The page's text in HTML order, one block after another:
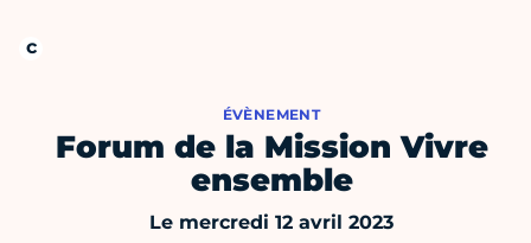
ÉVÈNEMENT
Forum de la Mission Vivre
ensemble
Le mercredi 12 avril 2023